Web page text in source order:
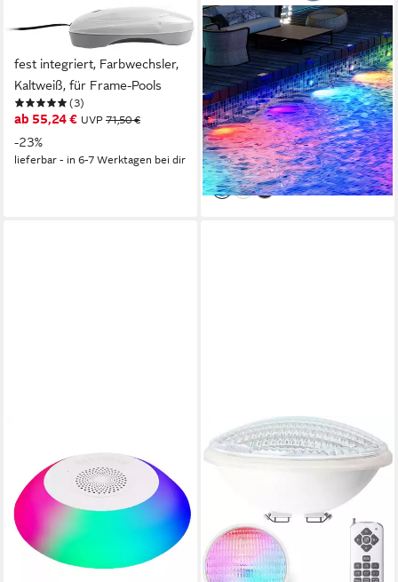
INTEX
Pool-Lampe Magnet LED, LED
fest integriert, Farbwechsler,
Kaltweiß, für Frame-Pools
(3)
ab 55,24 € UVP 71,50 €
-23%
lieferbar - in 6-7 Werktagen bei dir
QUBEBU
Pool-Lampe Solar LED
Poollicht, RGB
Poolbeleuchtung Unterwasser
Licht, Timer, Dimmable LED
Solarleuchte für Pool,
Teichbeleuchtung mit
Fernbedienung, IP68
Solarlampen Außen Pool
ab 34,69 € UVP41,99 €
-17%
lieferbar in 2 Wochen